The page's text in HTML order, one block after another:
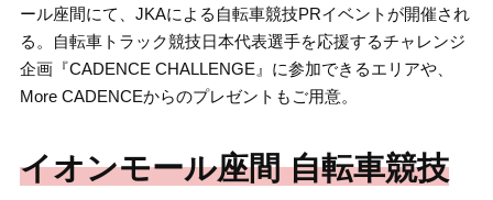
ール座間にて、JKAによる自転車競技PRイベントが開催され
る。自転車トラック競技日本代表選手を応援するチャレンジ
企画『CADENCE CHALLENGE』に参加できるエリアや、
More CADENCEからのプレゼントもご用意。
イオンモール座間 自転車競技